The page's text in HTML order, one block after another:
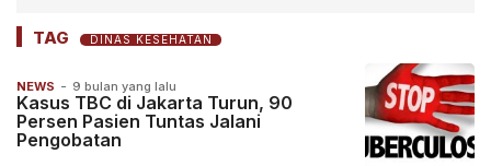
TAG DINAS KESEHATAN
NEWS - 9 bulan yang lalu
Kasus TBC di Jakarta Turun, 90
Persen Pasien Tuntas Jalani
Pengobatan